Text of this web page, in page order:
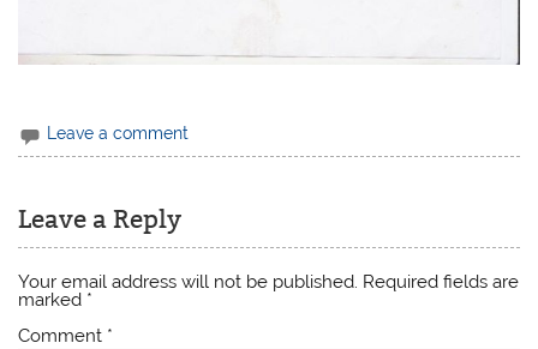
Leave a comment
Leave a Reply
Your email address will not be published. Required fields are
marked *
Comment *